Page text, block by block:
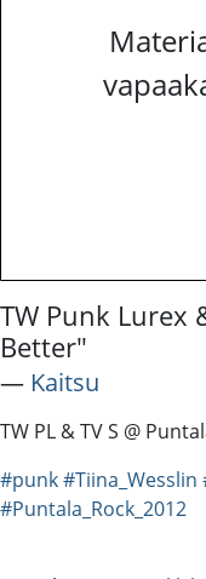
TW Punk Lurex
Better"
― Kaitsu
TW PL & TV S @
#punk#Tiina_Wesslin
#Puntala_Rock_2012